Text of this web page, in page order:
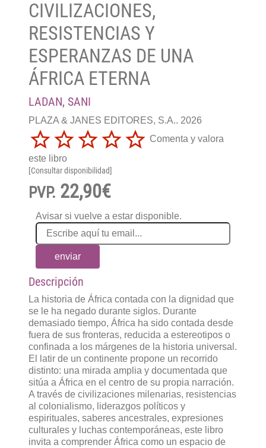
CIVILIZACIONES,
RESISTENCIAS Y
ESPERANZAS DE UNA
ÁFRICA ETERNA
LADAN, SANI
PLAZA & JANES EDITORES, S.A.. 2026
Comenta y valora
este libro
[Consultar disponibilidad]
PVP. 22,90€
Avisar si vuelve a estar disponible.
enviar
Descripción
La historia de África contada con la dignidad que
se le ha negado durante siglos. Durante
demasiado tiempo, África ha sido contada desde
fuera de sus fronteras, reducida a estereotipos o
confinada a los márgenes de la historia universal.
El latir de un continente propone un recorrido
distinto: una mirada amplia y documentada que
sitúa a África en el centro de su propia narración.
A través de civilizaciones milenarias, resistencias
al colonialismo, liderazgos políticos y
espirituales, saberes ancestrales, expresiones
culturales y luchas contemporáneas, este libro
invita a comprender África como un espacio de